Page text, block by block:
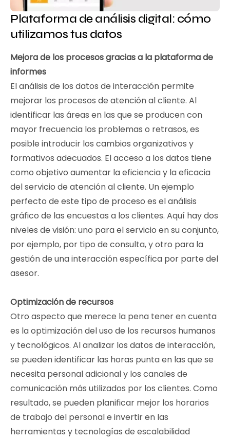
Plataforma de análisis digital: cómo
utilizamos tus datos
Mejora de los procesos gracias a la plataforma de
informes
El análisis de los datos de interacción permite
mejorar los procesos de atención al cliente. Al
identificar las áreas en las que se producen con
mayor frecuencia los problemas o retrasos, es
posible introducir los cambios organizativos y
formativos adecuados. El acceso a los datos tiene
como objetivo aumentar la eficiencia y la eficacia
del servicio de atención al cliente. Un ejemplo
perfecto de este tipo de proceso es el análisis
gráfico de las encuestas a los clientes. Aquí hay dos
niveles de visión: uno para el servicio en su conjunto,
por ejemplo, por tipo de consulta, y otro para la
gestión de una interacción específica por parte del
asesor.
Optimización de recursos
Otro aspecto que merece la pena tener en cuenta
es la optimización del uso de los recursos humanos
y tecnológicos. Al analizar los datos de interacción,
se pueden identificar las horas punta en las que se
necesita personal adicional y los canales de
comunicación más utilizados por los clientes. Como
resultado, se pueden planificar mejor los horarios
de trabajo del personal e invertir en las
herramientas y tecnologías de escalabilidad